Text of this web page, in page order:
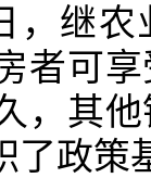
，继
者可
，其
了政策